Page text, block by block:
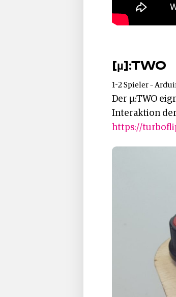
[µ]:TWO
1-2 Spieler –
Der µ:TWO
Interaktion
https://